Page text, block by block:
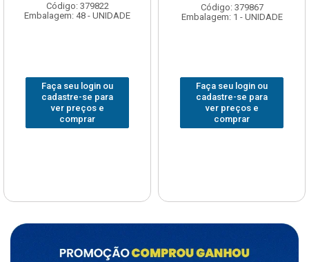
Código: 379822
Embalagem: 48 - UNIDADE
Faça seu login ou
cadastre-se para
ver preços e
comprar
Código: 379867
Embalagem: 1 - UNIDADE
Faça seu login ou
cadastre-se para
ver preços e
comprar